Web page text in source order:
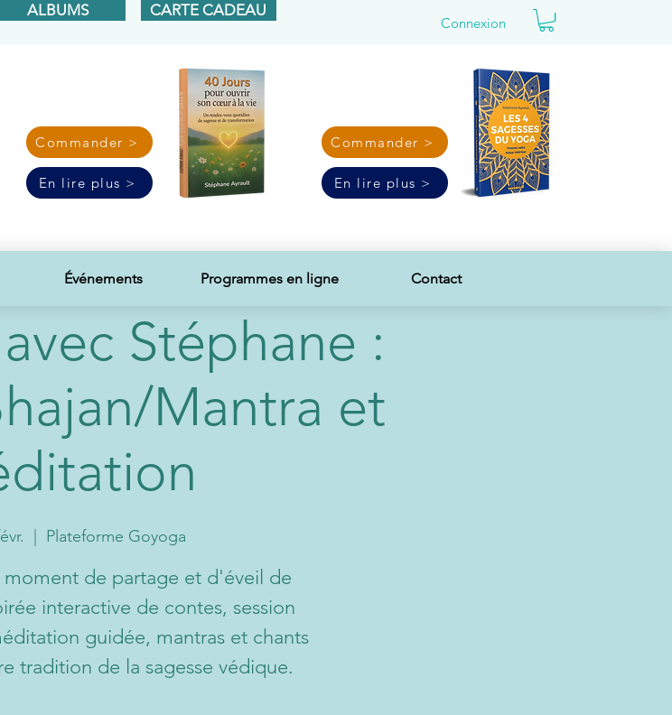
ALBUMS CARTE CADEAU
Connexion
Commander >
En lire plus >
Commander >
En lire plus >
Événements Programmes en ligne Contact
Stéphane :
Mantra et
Plateforme Goyoga
moment de partage et d'éveil de
interactive de contes, session
guidée, mantras et chants
tradition de la sagesse védique.